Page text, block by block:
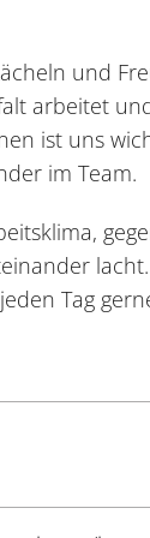
und
arbeitet
ist uns
im Team.
Tag